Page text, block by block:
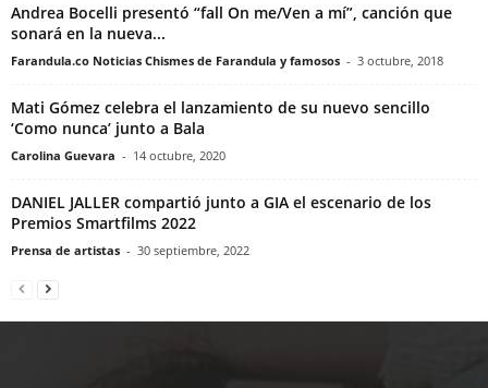
Andrea Bocelli presentó “fall On me/Ven a mí”, canción que
sonará en la nueva...
Farandula.co Noticias Chismes de Farandula y famosos - 3 octubre, 2018
Mati Gómez celebra el lanzamiento de su nuevo sencillo
‘Como nunca’ junto a Bala
Carolina Guevara - 14 octubre, 2020
DANIEL JALLER compartió junto a GIA el escenario de los
Premios Smartfilms 2022
Prensa de artistas - 30 septiembre, 2022